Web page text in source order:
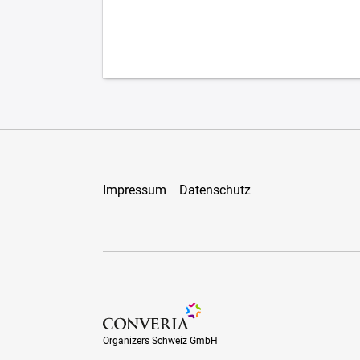
Impressum Datenschutz
Organizers Schweiz GmbH
Organizers Schweiz GmbH